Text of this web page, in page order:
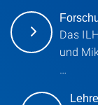
Das
und
…
Lehre